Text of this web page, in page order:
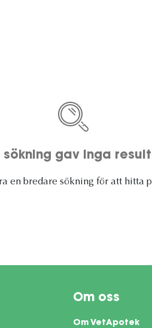
sökning gav inga
en bredare sökning för att hitta
Om oss
Om VetApotek